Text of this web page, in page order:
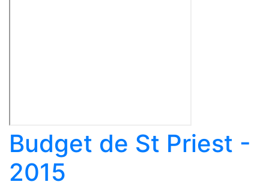
Budget de St Priest -
2015